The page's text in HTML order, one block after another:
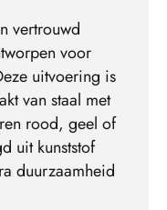
vertrouwd
voor
uitvoering is
van staal met
rood, geel of
uit kunststof
duurzaamheid